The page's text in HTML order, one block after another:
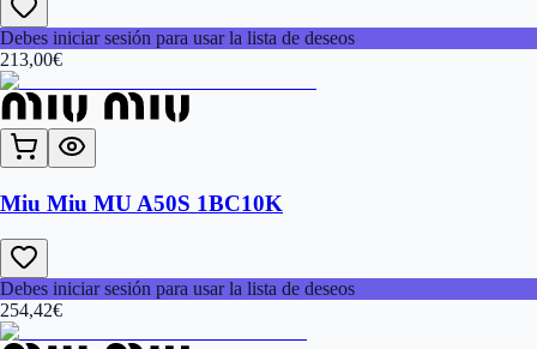
Debes iniciar sesión para usar la lista de deseos
213,00€
Miu Miu MU A50S 1BC10K
Debes iniciar sesión para usar la lista de deseos
254,42€